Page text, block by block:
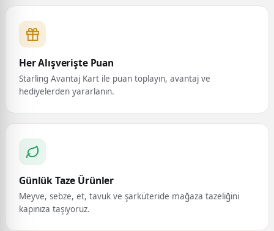
Her Alışverişte Puan
Starling Avantaj Kart ile puan toplayın, avantaj ve
hediyelerden yararlanın.
Günlük Taze Ürünler
Meyve, sebze, et, tavuk ve şarküteride mağaza tazeliğini
kapınıza taşıyoruz.